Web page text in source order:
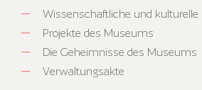
Wissenschaftliche und kulturelle
Projekte des Museums
Die Geheimnisse des Museums
Verwaltungsakte